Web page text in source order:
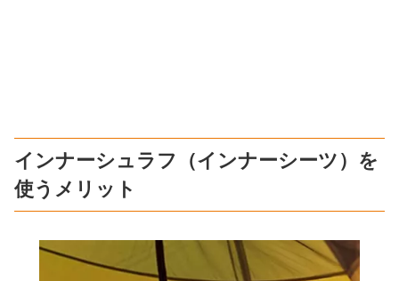
インナーシュラフ（インナーシーツ）を
使うメリット